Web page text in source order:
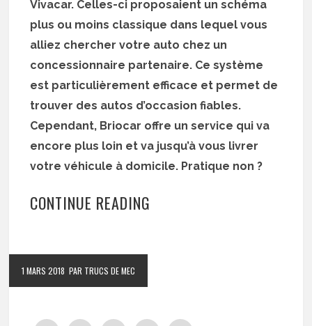
Vivacar. Celles-ci proposaient un schéma
plus ou moins classique dans lequel vous
alliez chercher votre auto chez un
concessionnaire partenaire. Ce système
est particulièrement efficace et permet de
trouver des autos d’occasion fiables.
Cependant, Briocar offre un service qui va
encore plus loin et va jusqu’à vous livrer
votre véhicule à domicile. Pratique non ?
CONTINUE READING
1 MARS 2018 PAR TRUCS DE MEC